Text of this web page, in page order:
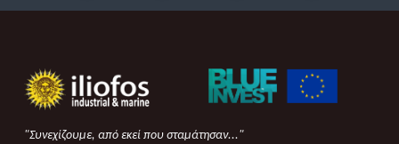
"Συνεχίζουμε, από εκεί που σταμάτησαν..."